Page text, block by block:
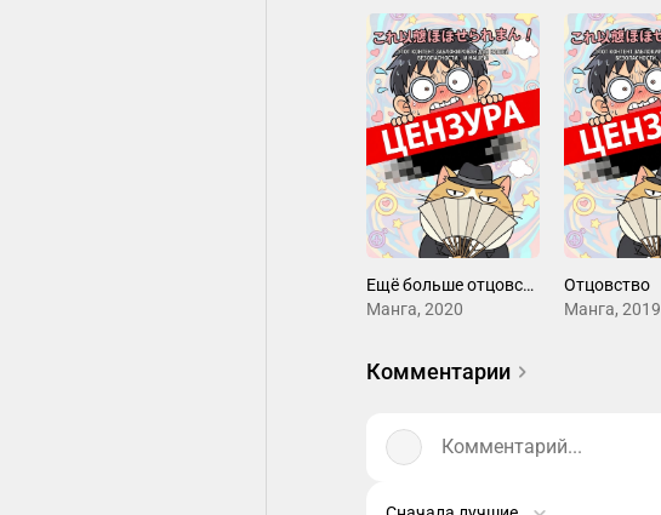
Ещё больше отцовства
Манга, 2020
Отцовство
Манга, 2019
Комментарии
Комментарий...